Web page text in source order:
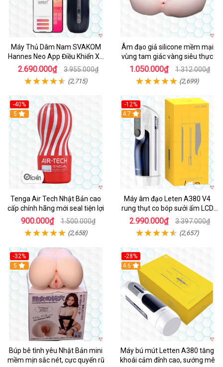
Máy Thủ Dâm Nam SVAKOM
Hannes Neo App Điều Khiển Xa
Cao Cấp
2.690.000₫ 3.955.000₫
(2,715)
Âm đạo giả silicone mềm mại
vùng tam giác vàng siêu thực
1.050.000₫ 1.312.000₫
(2,699)
-40%
Hot
5
Tenga Air Tech Nhật Bản cao
cấp chính hãng mới seal tiện lợi
900.000₫ 1.500.000₫
(2,658)
-12%
Hot
4.7
Máy âm đạo Leten A380 V4
rung thụt co bóp sưởi ấm LCD
đẹp
2.990.000₫ 3.397.000₫
(2,657)
-32%
Hot
5
Búp bê tình yêu Nhật Bản mini
mềm mịn sắc nét, cực quyến rũ
-28%
Hot
4.6
Máy bú mút Letten A380 tăng
khoái cảm đỉnh cao, sướng mê